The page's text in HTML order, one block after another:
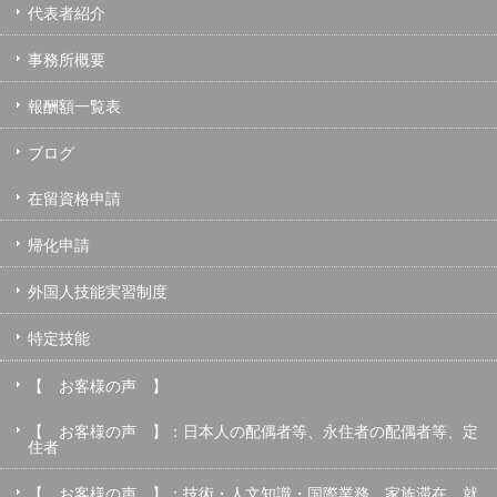
代表者紹介
事務所概要
報酬額一覧表
ブログ
在留資格申請
帰化申請
外国人技能実習制度
特定技能
【 お客様の声 】
【 お客様の声 】：日本人の配偶者等、永住者の配偶者等、定
住者